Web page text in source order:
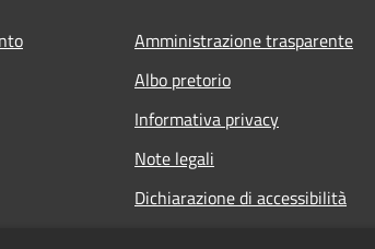
Amministrazione trasparente
Albo pretorio
Informativa privacy
Note legali
Dichiarazione di accessibilità